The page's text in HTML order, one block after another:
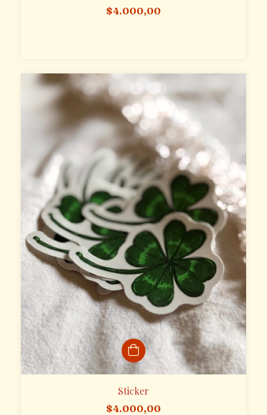
$4.000,00
Sticker
$4.000,00